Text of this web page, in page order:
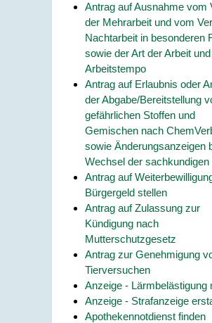
Antrag auf Ausnahme vom
der Mehrarbeit und vom
Nachtarbeit in besonderen
sowie der Art der Arbeit
Arbeitstempo
Antrag auf Erlaubnis oder
der Abgabe/Bereitstellung
gefährlichen Stoffen und
Gemischen nach
sowie Änderungsanzeigen
Wechsel der sachkundigen
Antrag auf
Bürgergeld stellen
Antrag auf Zulassung zur
Kündigung nach
Mutterschutzgesetz
Antrag zur Genehmigung
Tierversuchen
Anzeige - Lärmbelästigung
Anzeige - Strafanzeige
Apothekennotdienst finden